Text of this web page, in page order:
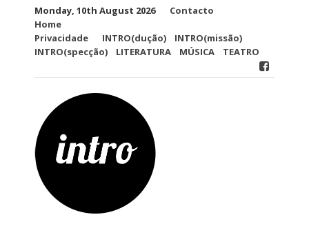
Monday, 10th August 2026
Contacto
Home
Privacidade
INTRO(dução)
INTRO(missão)
INTRO(specção)
LITERATURA MÚSICA TEATRO